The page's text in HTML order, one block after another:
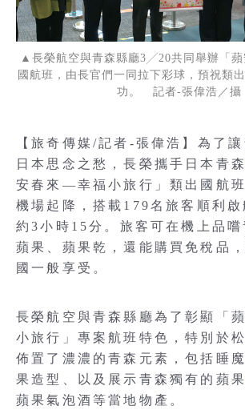
▲長榮航空與青森縣廳3╱20共同舉辦「蘋
國航班，由長官們一同拉下彩球，預祝類
功。 記者-張偉浩／攝
【旅奇傳媒/記者-張偉浩】為了
日本思念之愁，長榮攜手日本青
安春來—幸福小旅行」類出國航
機場起降，搭載179名旅客順利啟
約3小時15分。旅客可在機上品嚐
蘋果、蘋果乾，還能購買免稅品
國一般享受。
長榮航空與青森縣廳為了彰顯「
小旅行」專案航班特色，特別於
佈置了濃濃的青森元素，包括睡
果造型、以及展示青森獨有的蘋
蘋果氣泡酒等當地物產。